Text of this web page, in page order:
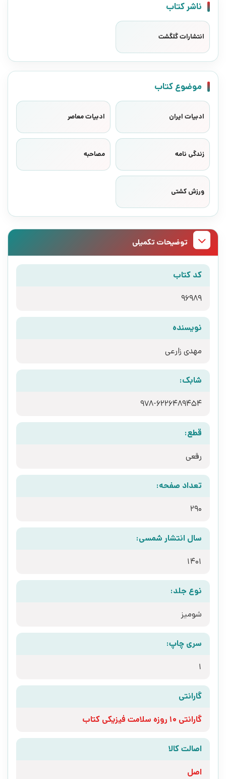
ناشر کتاب
انتشارات گلگشت
موضوع کتاب
ادبیات ایران ادبیات معاصر
زندگی نامه مصاحبه
ورزش کشتی
توضیحات تکمیلی
کد کتاب
96989
نویسنده
مهدی زارعی
شابک:
978-6226489454
قطع:
رقعی
تعداد صفحه:
290
سال انتشار شمسی:
1401
نوع جلد:
شومیز
سری چاپ:
1
گارانتی
گارانتی 10 روزه سلامت فیزیکی کتاب
اصالت کالا
اصل